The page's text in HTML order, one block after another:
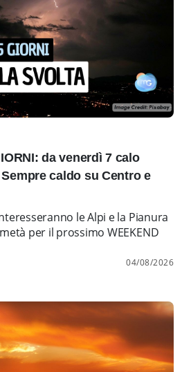
da venerdì 7 calo
caldo su Centro e
le Alpi e la Pianura
per il prossimo WEEKEND
04/08/2026